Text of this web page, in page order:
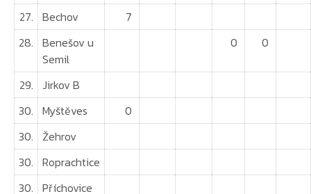
27. Bechov
7
28. Benešov u
Semil
0 0
29. Jirkov B
30. Myštěves
0
30. Žehrov
30. Roprachtice
30. Příchovice